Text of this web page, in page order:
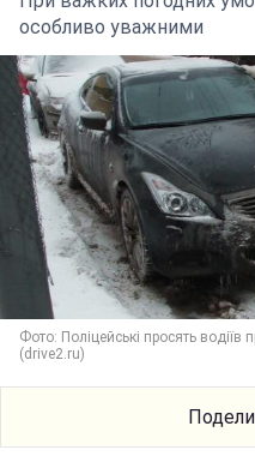
особливо уважними
Фото: Поліцейські просять водіїв
(drive2.ru)